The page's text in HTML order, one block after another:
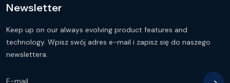
Newsletter
Keep up on our always evolving product features and
technology. Wpisz swój adres e-mail i zapisz się do naszego
newslettera.